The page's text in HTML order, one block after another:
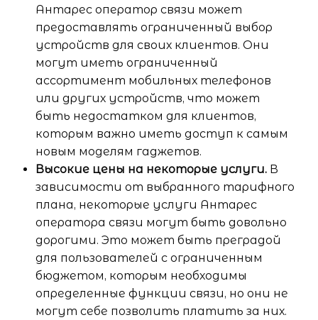
Антарес оператор связи может
предоставлять ограниченный выбор
устройств для своих клиентов. Они
могут иметь ограниченный
ассортимент мобильных телефонов
или других устройств, что может
быть недостатком для клиентов,
которым важно иметь доступ к самым
новым моделям гаджетов.
Высокие цены на некоторые услуги. В
зависимости от выбранного тарифного
плана, некоторые услуги Антарес
оператора связи могут быть довольно
дорогими. Это может быть преградой
для пользователей с ограниченным
бюджетом, которым необходимы
определенные функции связи, но они не
могут себе позволить платить за них.